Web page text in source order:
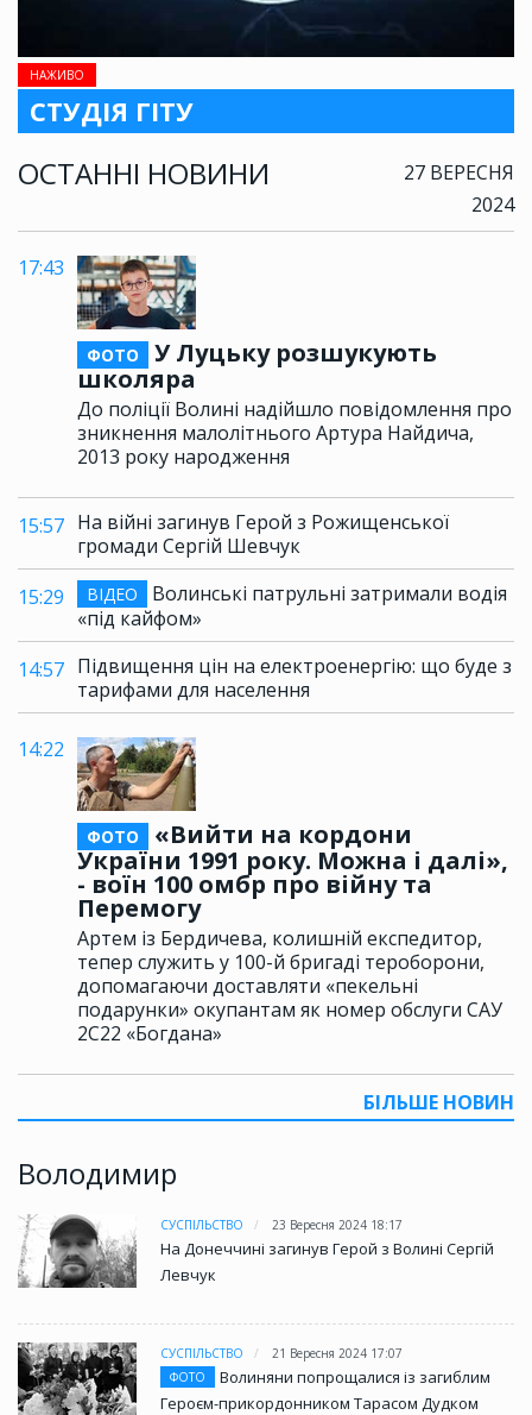
НАЖИВО
СТУДІЯ ГІТУ
ОСТАННІ НОВИНИ
27 ВЕРЕСНЯ
2024
17:43
ФОТО
У Луцьку розшукують
школяра
До поліції Волині надійшло повідомлення про
зникнення малолітнього Артура Найдича,
2013 року народження
15:57 На війні загинув Герой з Рожищенської
громади Сергій Шевчук
15:29
ВІДЕО
Волинські патрульні затримали водія
«під кайфом»
14:57 Підвищення цін на електроенергію: що буде з
тарифами для населення
14:22
ФОТО
«Вийти на кордони
України 1991 року. Можна і далі»,
- воїн 100 омбр про війну та
Перемогу
Артем із Бердичева, колишній експедитор,
тепер служить у 100-й бригаді тероборони,
допомагаючи доставляти «пекельні
подарунки» окупантам як номер обслуги САУ
2С22 «Богдана»
БІЛЬШЕ НОВИН
Володимир
СУСПІЛЬСТВО 23 Вересня 2024 18:17
На Донеччині загинув Герой з Волині Сергій
Левчук
СУСПІЛЬСТВО
21 Вересня 2024 17:07
ФОТО
Волиняни попрощалися із загиблим
Героєм-прикордонником Тарасом Дудком